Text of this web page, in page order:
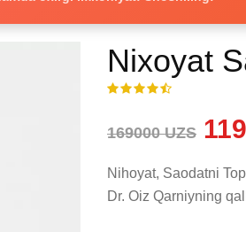
Nixoyat
169000 UZS
Nihoyat, Saodatni
Dr. Oiz Qarniyning